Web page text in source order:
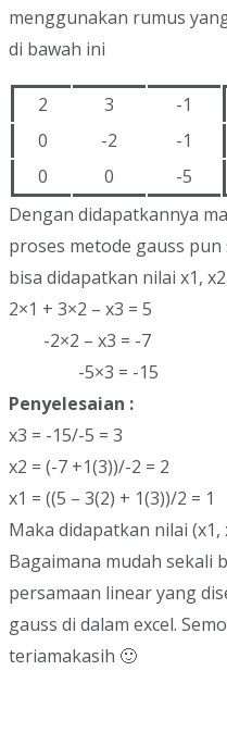
menggunakan rumus
di bawah ini
2 3 -1
0
-2 -1
0
0 -5
Dengan didapatkannya
proses metode gauss
bisa didapatkan nilai x1,
2×1 + 3×2 – x3 = 5
-2×2 – x3 = -7
-5×3 = -15
Penyelesaian :
x3 = -15/-5 = 3
x2 = (-7 +1(3))/-2 = 2
x1 = ((5 – 3(2) + 1(3))/2 = 1
Maka didapatkan nilai (x1,
Bagaimana mudah sekali
persamaan linear yang
gauss di dalam excel.
teriamakasih 🙂